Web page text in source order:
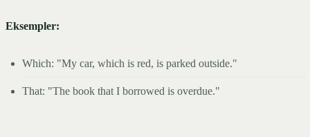
Eksempler:
Which: "My car, which is red, is parked outside."
That: "The book that I borrowed is overdue."